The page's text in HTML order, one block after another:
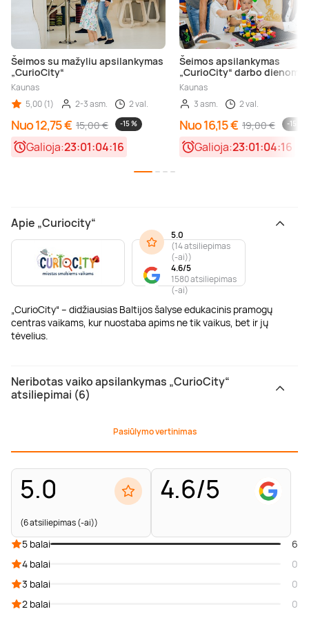
Šeimos su mažyliu apsilankymas
„CurioCity“
Kaunas
5,00 (1)
2-3 asm. 2 val.
Nuo 12,75 € 15,00 € -15 %
Galioja:23:01:04:16
Šeimos apsilankymas
„CurioCity“ darbo dienomis
Kaunas
3 asm.
2 val.
Nuo 16,15 € 19,00 € -15 %
Galioja:23:01:04:16
Apie „Curiocity“
„CurioCity“ – didžiausias Baltijos šalyse edukacinis pramogų
centras vaikams, kur nuostaba apims ne tik vaikus, bet ir jų
tėvelius.
5.0
(14 atsiliepimas
(-ai))
4.6/5
1580 atsiliepimas
(-ai)
Neribotas vaiko apsilankymas „CurioCity“
atsiliepimai (6)
Pasiūlymo vertinimas
5.0
(6 atsiliepimas (-ai))
4.6/5
5 balai
6
4 balai
0
3 balai
0
2 balai
0